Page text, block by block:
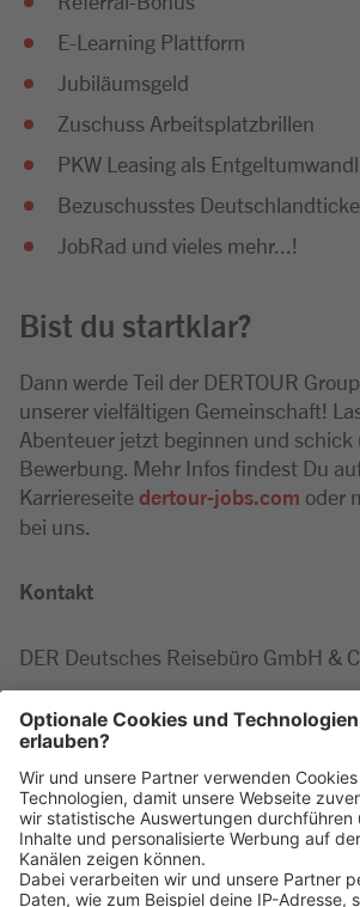
E-Learning Plattform
Jubiläumsgeld
Zuschuss Arbeitsplatzbrillen
PKW Leasing als
Bezuschusstes
JobRad und vieles mehr...!
Bist du startklar?
Dann werde Teil der DERTOUR
unserer vielfältigen Gemeinschaft!
Abenteuer jetzt beginnen und schick
Bewerbung. Mehr Infos findest Du
Karriereseitedertour-jobs.com oder
bei uns.
Kontakt
DER Deutsches Reisebüro GmbH &
Marie-LuiseMinor
Tel: +49 2203 42687